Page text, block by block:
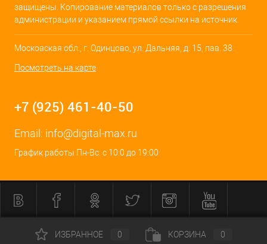
защищены. Копирование материалов только с разрешения
администрации и указанием прямой ссылки на источник.
Московская обл., г. Одинцово, ул. Дальняя, д. 15, пав. 38
Посмотреть на карте
+7 (925) 461-40-50
Email: info@digital-max.ru
График работы Пн-Вс: с 10:0 до 19:00
ИЗБРАННОЕ 0 КОРЗИНА 0